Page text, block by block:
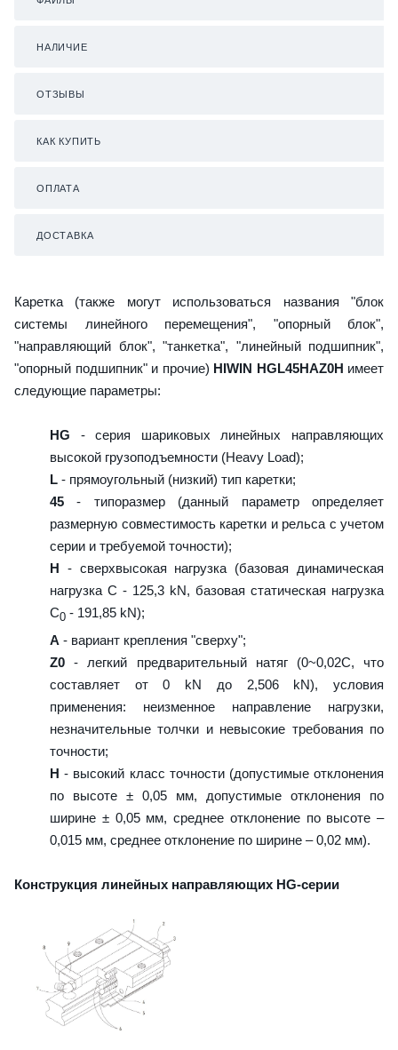
НАЛИЧИЕ
ОТЗЫВЫ
КАК КУПИТЬ
ОПЛАТА
ДОСТАВКА
Каретка (также могут использоваться названия "блок
системы линейного перемещения", "опорный блок",
"направляющий блок", "танкетка", "линейный подшипник",
"опорный подшипник" и прочие) HIWIN HGL45HAZ0H имеет
следующие параметры:
HG - серия шариковых линейных направляющих
высокой грузоподъемности (Heavy Load);
L - прямоугольный (низкий) тип каретки;
45 - типоразмер (данный параметр определяет
размерную совместимость каретки и рельса с учетом
серии и требуемой точности);
H - сверхвысокая нагрузка (базовая динамическая
нагрузка C - 125,3 kN, базовая статическая нагрузка
С0 - 191,85 kN);
A - вариант крепления "сверху";
Z0 - легкий предварительный натяг (0~0,02C, что
составляет от 0 kN до 2,506 kN), условия
применения: неизменное направление нагрузки,
незначительные толчки и невысокие требования по
точности;
H - высокий класс точности (допустимые отклонения
по высоте ± 0,05 мм, допустимые отклонения по
ширине ± 0,05 мм, среднее отклонение по высоте –
0,015 мм, среднее отклонение по ширине – 0,02 мм).
Конструкция линейных направляющих HG-серии